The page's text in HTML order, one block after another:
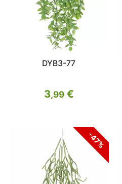
DYB3-77
3,99€
-47%